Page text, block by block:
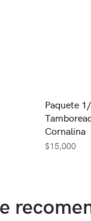
Paquete
Cornalina
$15,000